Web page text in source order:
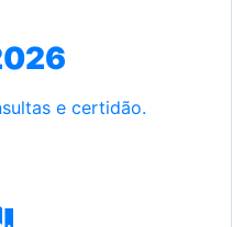
e certidão.